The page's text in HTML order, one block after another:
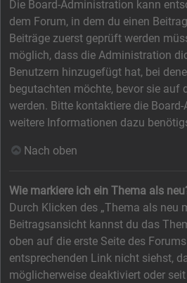
Die Board-Administration kann
dem Forum, in dem du einen
Beiträge zuerst geprüft werden
möglich, dass die Administration
Benutzern hinzugefügt hat, bei
begutachten möchte, bevor sie auf
werden. Bitte kontaktiere die
weitere Informationen dazu
Nach oben
Wie markiere ich ein Thema als
Durch Klicken des „Thema als neu
Beitragsansicht kannst du das
oben auf die erste Seite des
entsprechenden Link nicht siehst,
möglicherweise deaktiviert oder